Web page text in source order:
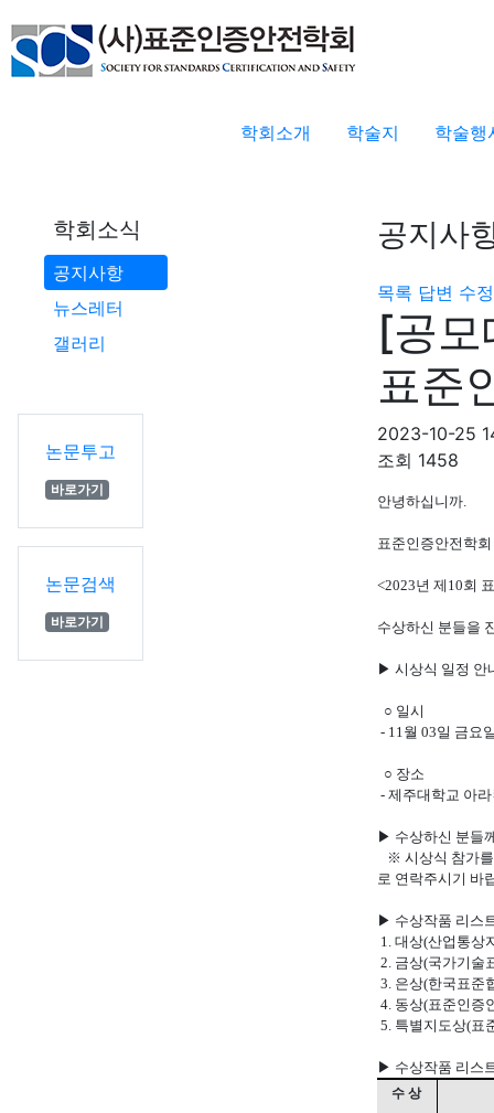
학회소개 학술지 학술행
학회소식
공지사항
뉴스레터
갤러리
논문투고
바로가기
논문검색
바로가기
공지사
목록 답변 수정
[공
표준
2023-10-25
조회 1458
안녕하십니까.
표준인증안전학
<2023년 제10회
수상하신 분들을
▶ 시상식 일정 안
○ 일시
- 11월 03일 금요
○ 장소
- 제주대학교 아
▶ 수상하신 분들
※ 시상식 참가를
로 연락주시기 바
▶ 수상작품 리스
1. 대상(산업통상
2. 금상(국가기술
3. 은상(한국표준
4. 동상(표준인증
5. 특별지도상(표
▶ 수상작품 리스
수 상